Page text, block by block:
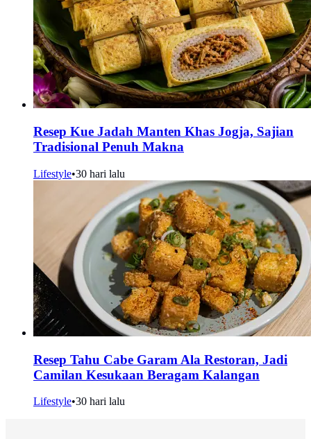
Resep Kue Jadah Manten Khas Jogja, Sajian
Tradisional Penuh Makna
Lifestyle•30 hari lalu
Resep Tahu Cabe Garam Ala Restoran, Jadi
Camilan Kesukaan Beragam Kalangan
Lifestyle•30 hari lalu